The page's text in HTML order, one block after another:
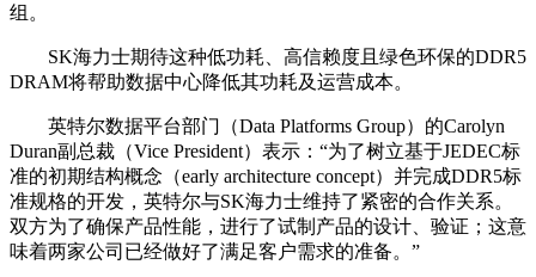
组。
SK海力士期待这种低功耗、高信赖度且绿色环保的DDR5
DRAM将帮助数据中心降低其功耗及运营成本。
英特尔数据平台部门（Data Platforms Group）的Carolyn
Duran副总裁（Vice President）表示：“为了树立基于JEDEC标
准的初期结构概念（early architecture concept）并完成DDR5标
准规格的开发，英特尔与SK海力士维持了紧密的合作关系。
双方为了确保产品性能，进行了试制产品的设计、验证；这意
味着两家公司已经做好了满足客户需求的准备。”